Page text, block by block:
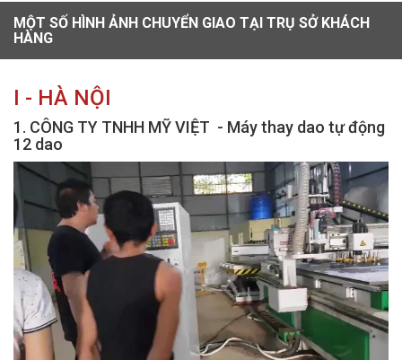
MỘT SỐ HÌNH ẢNH CHUYỂN GIAO TẠI TRỤ SỞ KHÁCH
HÀNG
I - HÀ NỘI
1. CÔNG TY TNHH MỸ VIỆT - Máy thay dao tự động
12 dao